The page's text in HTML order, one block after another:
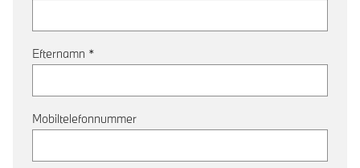
Efternamn *
Mobiltelefonnummer